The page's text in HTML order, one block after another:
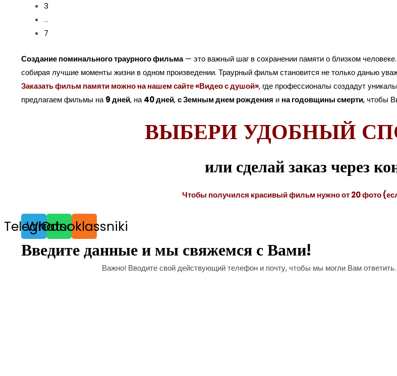
3
…
7
Создание поминального траурного фильма— это важный шаг в сохранении памяти о близком
собирая лучшие моменты жизни в одном произведении. Траурный фильм становится не только данью
Заказать фильм памяти можно на нашем сайте «Видео с душой», где профессионалы создадут
предлагаем фильмы на9 дней, на40 дней,с Земным днем рождения и на годовщины смерти, чтобы
ВЫБЕРИ УДОБНЫЙ
или сделай заказ через
Чтобы получился красивый фильм нужно от 20 фото
Telegram
Whatsapp
Odnoklassniki
Введите данные и мы свяжемся с Вами!
Важно! Вводите свой действующий телефон и почту, чтобы мы могли Вам ответить.